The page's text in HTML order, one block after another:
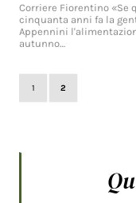
Corriere Fiorentino «Se
cinquanta anni fa la
Appennini
autunno…
1 2